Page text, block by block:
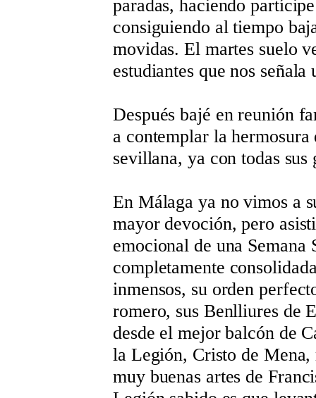
paradas, haciendo
consiguiendo al tiempo
movidas. El martes suelo
estudiantes que nos
Después bajé en reunión
a contemplar la
sevillana, ya con todas sus
En Málaga ya no vimos a
mayor devoción, pero
emocional de una
completamente
inmensos, su orden
romero, sus Benlliures de
desde el mejor balcón de
la Legión, Cristo de Mena,
muy buenas artes de